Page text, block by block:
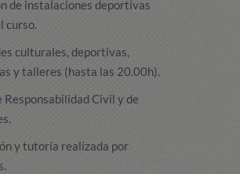
de instalaciones deportivas
curso.
culturales, deportivas,
y talleres (hasta las 20.00h).
Responsabilidad Civil y de
y tutoría realizada por